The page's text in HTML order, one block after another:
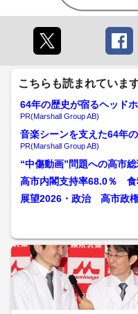
こちらも読まれていま
64年の歴史が宿るヘッド
PR(Marshall Group AB)
音楽シーンを支えた64年
PR(Marshall Group AB)
“中傷動画”問題への高市
書の参考人招致「必要」...
高市内閣支持率68.0％ 食
1％でも」42.5％...
展望2026・政治 高市政